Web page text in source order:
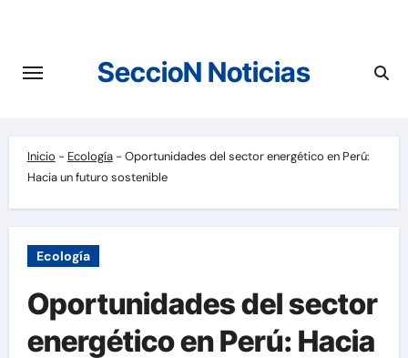
contenido
SeccioN Noticias
Inicio - Ecología- Oportunidades del sector energético en Perú:
Hacia un futuro sostenible
Ecología
Oportunidades del sector
energético en Perú: Hacia